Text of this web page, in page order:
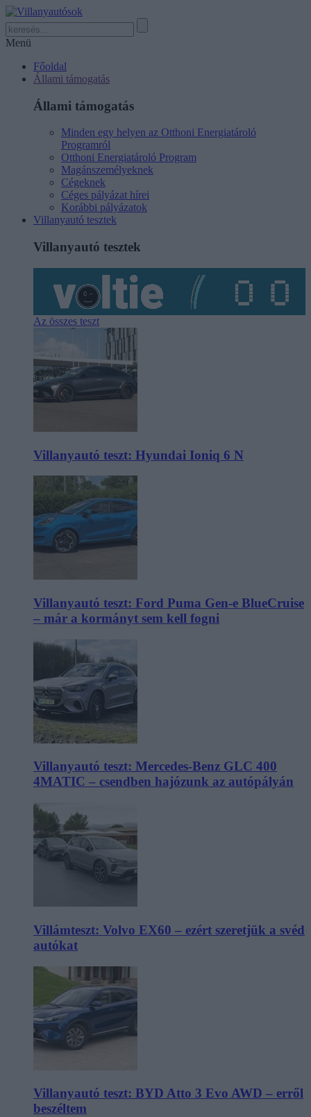
Menü
Főoldal
Állami támogatás
Állami támogatás
Minden egy helyen az Otthoni Energiatároló
Programról
Otthoni Energiatároló Program
Magánszemélyeknek
Cégeknek
Céges pályázat hírei
Korábbi pályázatok
Villanyautó tesztek
Villanyautó tesztek
Az összes teszt
Villanyautó teszt: Hyundai Ioniq 6 N
Villanyautó teszt: Ford Puma Gen-e BlueCruise
– már a kormányt sem kell fogni
Villanyautó teszt: Mercedes-Benz GLC 400
4MATIC – csendben hajózunk az autópályán
Villámteszt: Volvo EX60 – ezért szeretjük a svéd
autókat
Villanyautó teszt: BYD Atto 3 Evo AWD – erről
beszéltem